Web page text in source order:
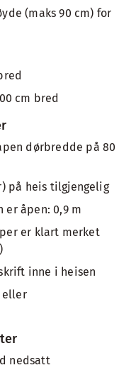
(maks 90 cm) for
cm bred
dørbredde på 80
på heis tilgjengelig
er åpen: 0,9 m
er klart merket
inne i heisen
eller
nedsatt